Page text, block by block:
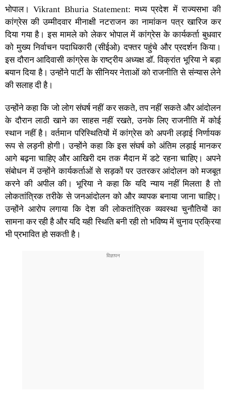
भोपाल। Vikrant Bhuria Statement: मध्य प्रदेशमें राज्यसभा की
कांग्रेस की उम्मीदवारमीनाक्षी नटराजनका नामांकन पत्र खारिज कर
दिया गया है। इस मामले को लेकर भोपाल में कांग्रेस के कार्यकर्ता बुधवार
को मुख्य निर्वाचन पदाधिकारी (सीईओ) दफ्तर पहुंचे और प्रदर्शन किया।
इस दौरान आदिवासी कांग्रेस के राष्ट्रीय अध्यक्षडॉ. विक्रांत भूरियाने बड़ा
बयान दिया है। उन्होंने पार्टी के सीनियर नेताओं को राजनीति से संन्यास लेने
की सलाह दी है।
उन्होंने कहा कि जो लोग संघर्ष नहीं कर सकते, तप नहीं सकते और आंदोलन
के दौरान लाठी खाने का साहस नहीं रखते, उनके लिए राजनीति में कोई
स्थान नहीं है। वर्तमान परिस्थितियों में कांग्रेस को अपनी लड़ाई निर्णायक
रूप से लड़नी होगी। उन्होंने कहा कि इस संघर्ष को अंतिम लड़ाई मानकर
आगे बढ़ना चाहिए और आखिरी दम तक मैदान में डटे रहना चाहिए। अपने
संबोधन में उन्होंने कार्यकर्ताओं से सड़कों पर उतरकर आंदोलन को मजबूत
करने की अपील की। भूरिया ने कहा कि यदि न्याय नहीं मिलता है तो
लोकतांत्रिक तरीके से जनआंदोलन को और व्यापक बनाया जाना चाहिए।
उन्होंने आरोप लगाया कि देश की लोकतांत्रिक व्यवस्था चुनौतियों का
सामना कर रही है और यदि यही स्थिति बनी रही तो भविष्य में चुनाव प्रक्रिया
भी प्रभावित हो सकती है।